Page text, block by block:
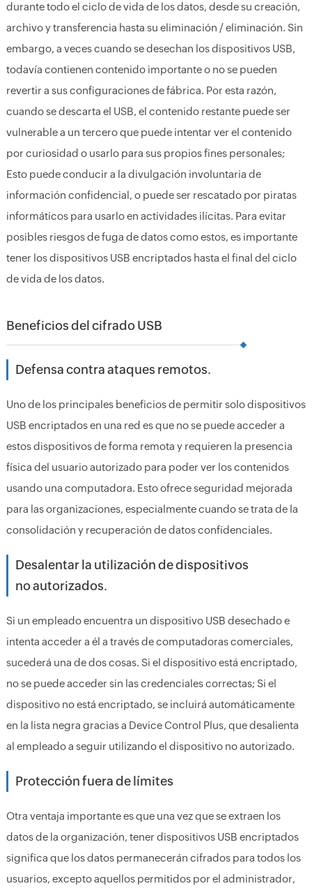
durante todo el ciclo de vida de los datos, desde su creación,
archivo y transferencia hasta su eliminación / eliminación. Sin
embargo, a veces cuando se desechan los dispositivos USB,
todavía contienen contenido importante o no se pueden
revertir a sus configuraciones de fábrica. Por esta razón,
cuando se descarta el USB, el contenido restante puede ser
vulnerable a un tercero que puede intentar ver el contenido
por curiosidad o usarlo para sus propios fines personales;
Esto puede conducir a la divulgación involuntaria de
información confidencial, o puede ser rescatado por piratas
informáticos para usarlo en actividades ilícitas. Para evitar
posibles riesgos de fuga de datos como estos, es importante
tener los dispositivos USB encriptados hasta el final del ciclo
de vida de los datos.
Beneficios del cifrado USB
Defensa contra ataques remotos.
Uno de los principales beneficios de permitir solo dispositivos
USB encriptados en una red es que no se puede acceder a
estos dispositivos de forma remota y requieren la presencia
física del usuario autorizado para poder ver los contenidos
usando una computadora. Esto ofrece seguridad mejorada
para las organizaciones, especialmente cuando se trata de la
consolidación y recuperación de datos confidenciales.
Desalentar la utilización de dispositivos
no autorizados.
Si un empleado encuentra un dispositivo USB desechado e
intenta acceder a él a través de computadoras comerciales,
sucederá una de dos cosas. Si el dispositivo está encriptado,
no se puede acceder sin las credenciales correctas; Si el
dispositivo no está encriptado, se incluirá automáticamente
en la lista negra gracias a Device Control Plus, que desalienta
al empleado a seguir utilizando el dispositivo no autorizado.
Protección fuera de límites
Otra ventaja importante es que una vez que se extraen los
datos de la organización, tener dispositivos USB encriptados
significa que los datos permanecerán cifrados para todos los
usuarios, excepto aquellos permitidos por el administrador,